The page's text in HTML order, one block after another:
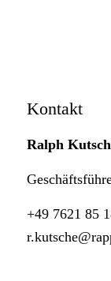
Kontakt
Ralph
+49 7621 85